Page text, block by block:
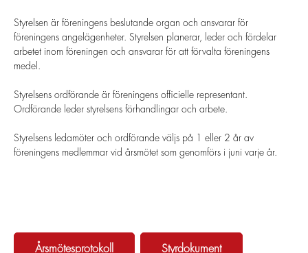
Styrelsen är föreningens beslutande organ och ansvarar för
föreningens angelägenheter. Styrelsen planerar, leder och fördelar
arbetet inom föreningen och ansvarar för att förvalta föreningens
medel.
Styrelsens ordförande är föreningens officielle representant.
Ordförande leder styrelsens förhandlingar och arbete.
Styrelsens ledamöter och ordförande väljs på 1 eller 2 år av
föreningens medlemmar vid årsmötet som genomförs i juni varje år.
Årsmötesprotokoll Styrdokument